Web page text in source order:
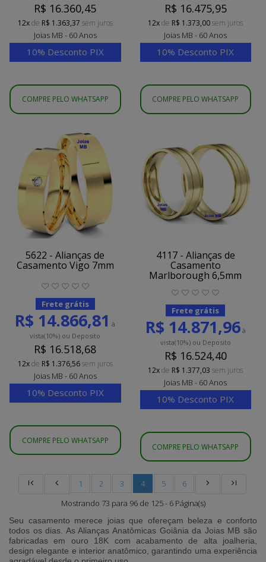
R$ 16.360,45
12xde R$ 1.363,37 sem juros
Joias MB - 60 Anos
10% Desconto PIX
COMPRE PELO WHATSAPP
R$ 16.475,95
12xde R$ 1.373,00sem juros
Joias MB - 60 Anos
10% Desconto PIX
COMPRE PELO WHATSAPP
5622 - Alianças de
Casamento Vigo 7mm
Frete grátis
R$ 14.866,81 à
vista(10%) ou Deposito
R$ 16.518,68
12xde R$ 1.376,56sem juros
Joias MB - 60 Anos
10% Desconto PIX
COMPRE PELO WHATSAPP
4117 - Alianças de
Casamento
Marlborough 6,5mm
Frete grátis
R$ 14.871,96à
vista(10%)ou Deposito
R$ 16.524,40
12xde R$ 1.377,03 sem juros
Joias MB - 60 Anos
10% Desconto PIX
COMPRE PELO WHATSAPP
1 2 3 4 5
6
Mostrando 73 para 96 de 125 - 6 Página(s)
Seu casamento merece joias que ofereçam beleza e conforto
todos os dias. AsAlianças Anatômicas Goiânia da Joias MB são
fabricadas em ouro 18K com acabamento de alta joalheria,
design elegante e interior anatômico, garantindo uma experiência